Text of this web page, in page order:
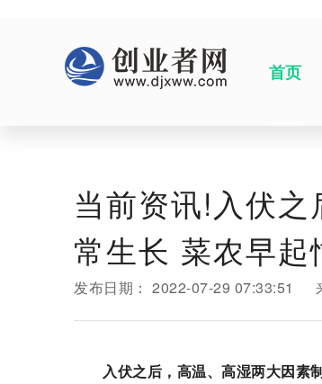
首页
当前资讯!入伏
常生长 菜农早起
发布日期： 2022-07-29 07:33:51
入伏之后，高温、高湿两大因素